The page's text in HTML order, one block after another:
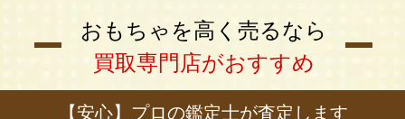
おもちゃを高く売るなら
買取専門店がおすすめ
【安心】プロの鑑定士が査定します